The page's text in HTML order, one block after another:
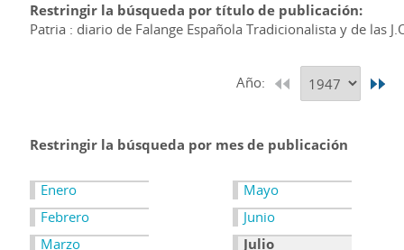
Restringir la búsqueda por título de publicación
Patria : diario de Falange Española Tradicionalista y de las
Año:
Restringir la búsqueda por mes de publicación
Enero
Febrero
Marzo
Mayo
Junio
Julio